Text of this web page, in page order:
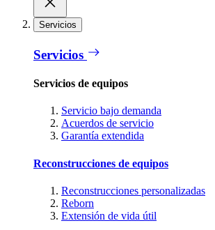
Servicios
Servicios
Servicios de equipos
Servicio bajo demanda
Acuerdos de servicio
Garantía extendida
Reconstrucciones de equipos
Reconstrucciones personalizadas
Reborn
Extensión de vida útil